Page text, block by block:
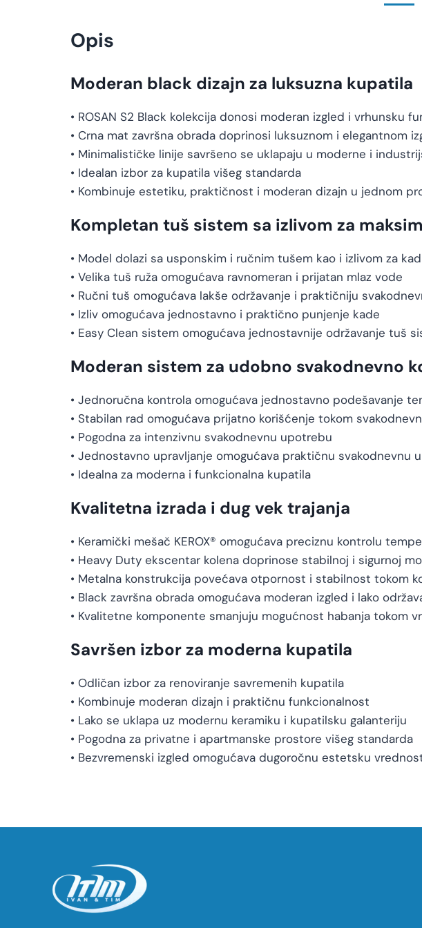
Opis
Moderan black dizajn za luksuzna kupatila
• ROSAN S2 Black kolekcija donosi moderan izgled i vrhunsku
• Crna mat završna obrada doprinosi luksuznom i elegantnom
• Minimalističke linije savršeno se uklapaju u moderne i
• Idealan izbor za kupatila višeg standarda
• Kombinuje estetiku, praktičnost i moderan dizajn u jednom
Kompletan tuš sistem sa izlivom za
• Model dolazi sa usponskim i ručnim tušem kao i izlivom za
• Velika tuš ruža omogućava ravnomeran i prijatan mlaz vode
• Ručni tuš omogućava lakše održavanje i praktičniju
• Izliv omogućava jednostavno i praktično punjenje kade
• Easy Clean sistem omogućava jednostavnije održavanje tuš
Moderan sistem za udobno svakodnevno
• Jednoručna kontrola omogućava jednostavno podešavanje
• Stabilan rad omogućava prijatno korišćenje tokom
• Pogodna za intenzivnu svakodnevnu upotrebu
• Jednostavno upravljanje omogućava praktičnu svakodnevnu
• Idealna za moderna i funkcionalna kupatila
Kvalitetna izrada i dug vek trajanja
• Keramički mešač KEROX® omogućava preciznu kontrolu
• Heavy Duty ekscentar kolena doprinose stabilnoj i sigurnoj
• Metalna konstrukcija povećava otpornost i stabilnost tokom
• Black završna obrada omogućava moderan izgled i lako
• Kvalitetne komponente smanjuju mogućnost habanja tokom
Savršen izbor za moderna kupatila
• Odličan izbor za renoviranje savremenih kupatila
• Kombinuje moderan dizajn i praktičnu funkcionalnost
• Lako se uklapa uz modernu keramiku i kupatilsku galanteriju
• Pogodna za privatne i apartmanske prostore višeg standarda
• Bezvremenski izgled omogućava dugoročnu estetsku